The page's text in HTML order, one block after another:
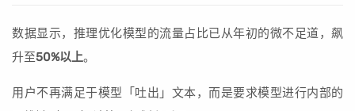
数据显示，推理优化模型的流量占比已从年初的微不足道，飙
升至50%以上。
用户不再满足于模型「吐出」文本，而是要求模型进行内部的